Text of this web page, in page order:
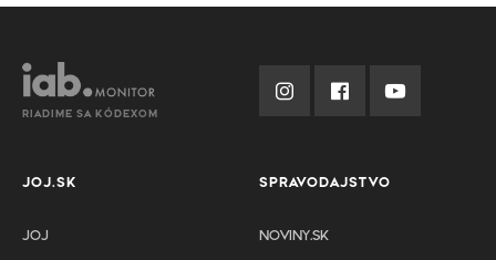
RIADIME SA KÓDEXOM
JOJ.SK
JOJ
SPRAVODAJSTVO
NOVINY.SK